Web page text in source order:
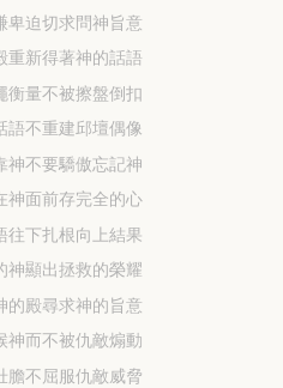
卑迫切求問神旨意
重新得著神的話語
衡量不被擦盤倒扣
語不重建邱壇偶像
神不要驕傲忘記神
神面前存完全的心
往下扎根向上結果
神顯出拯救的榮耀
的殿尋求神的旨意
神而不被仇敵煽動
膽不屈服仇敵威脅